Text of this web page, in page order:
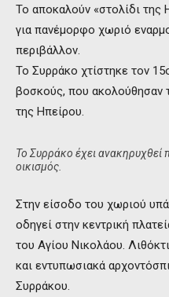
Το αποκαλούν «στολίδι της
για πανέμορφο χωριό
περιβάλλον.
Το Συρράκο χτίστηκε τον
βοσκούς, που ακολούθησαν
της Ηπείρου.
Το Συρράκο έχει ανακηρυχθεί
οικισμός.
Στην είσοδο του χωριού
οδηγεί στην κεντρική
του Αγίου Νικολάου.
και εντυπωσιακά
Συρράκου.